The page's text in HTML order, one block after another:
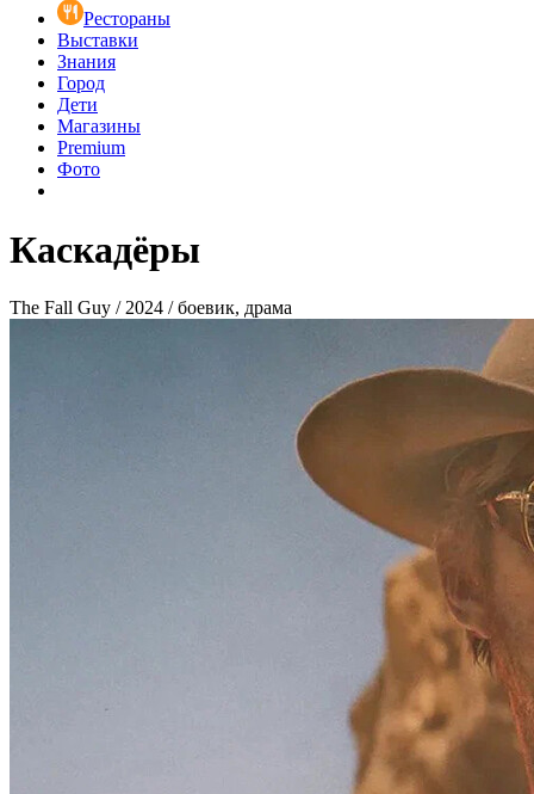
Рестораны
Выставки
Знания
Город
Дети
Магазины
Premium
Фото
Каскадёры
The Fall Guy / 2024 / боевик, драма